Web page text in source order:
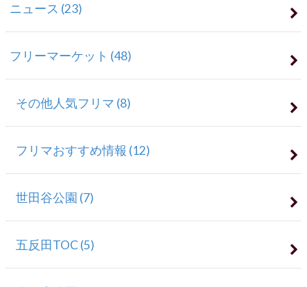
ニュース (23)
フリーマーケット (48)
その他人気フリマ (8)
フリマおすすめ情報 (12)
世田谷公園 (7)
五反田TOC(5)